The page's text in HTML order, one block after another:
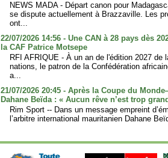
NEWS MADA - Départ canon pour
se dispute actuellement à Brazzaville. Les
ont...
22/07/2026 14:56 - Une CAN à 28 pays dès
la CAF Patrice Motsepe
RFI AFRIQUE - À un an de l'édition 2027 de
nations, le patron de la Confédération
a...
21/07/2026 20:45 - Après la Coupe du
Dahane Beïda : « Aucun rêve n’est trop
Rim Sport -- Dans un message empreint
l’arbitre international mauritanien Dahane